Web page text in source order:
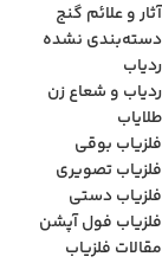
آثار و علائم گنج
دسته‌بندی نشده
ردیاب
ردیاب و شعاع زن
طلایاب
فلزیاب بوقی
فلزیاب تصویری
فلزیاب دستی
فلزیاب فول آپشن
مقالات فلزیاب